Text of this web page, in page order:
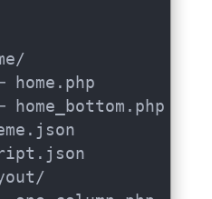
home.php
home_bottom.php